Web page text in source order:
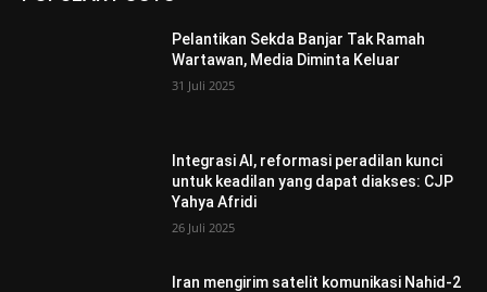
Pelantikan Sekda Banjar Tak Ramah
Wartawan, Media Diminta Keluar
31 Juli 2025
Integrasi AI, reformasi peradilan kunci
untuk keadilan yang dapat diakses: CJP
Yahya Afridi
26 Juli 2025
Iran mengirim satelit komunikasi Nahid-2